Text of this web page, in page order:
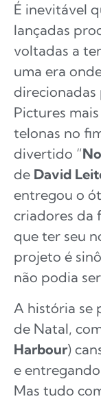
É inevitável
lançadas
voltadas a
uma era
direcionadas
Pictures
telonas no
divertido “
de David
entregou o
criadores da
que ter seu
projeto é
não podia
A história se
de Natal,
Harbour)
e
Mas tudo